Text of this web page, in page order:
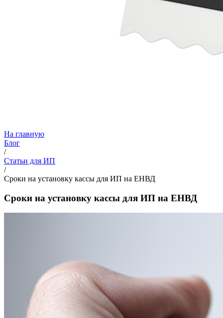
На главную
Блог
/
Статьи для ИП
/
Сроки на установку кассы для ИП на ЕНВД
Сроки на установку кассы для ИП на ЕНВД